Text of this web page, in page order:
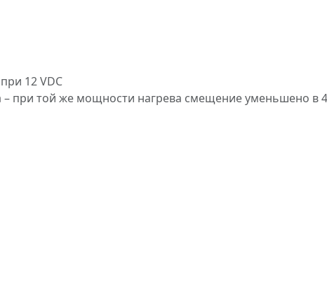
12 VDC
– при той же мощности нагрева смещение уменьшено в